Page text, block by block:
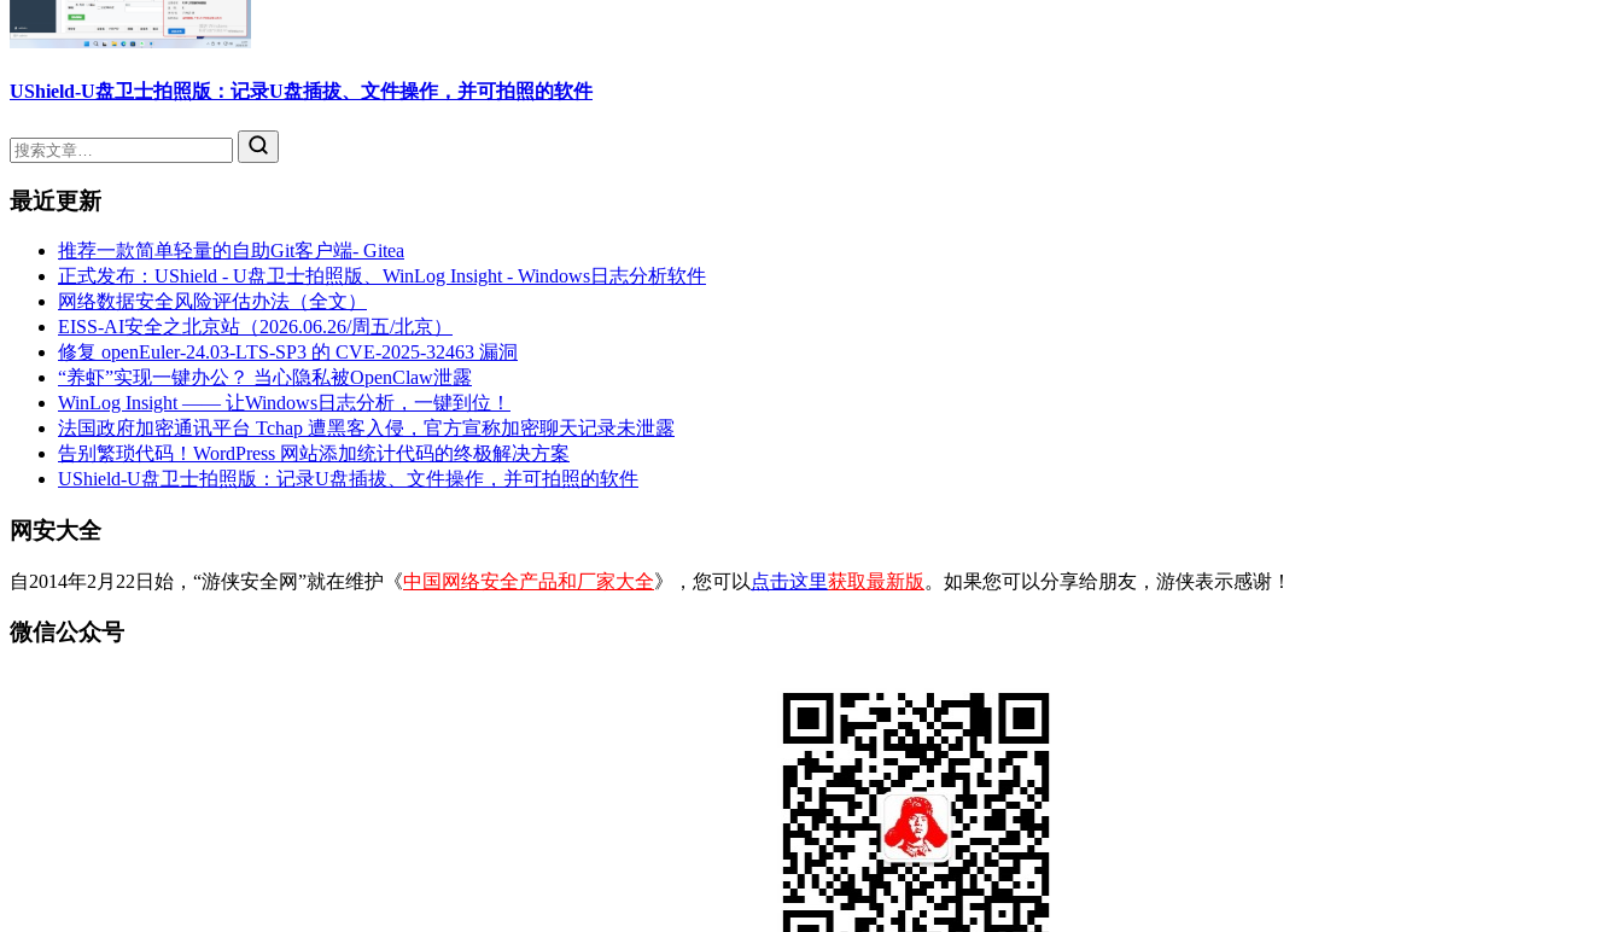
UShield-U盘卫士拍照版：记录U盘插拔、文件操作，并可拍照的软件
最近更新
推荐一款简单轻量的自助Git客户端- Gitea
正式发布：UShield - U盘卫士拍照版、WinLog Insight - Windows日志分析软件
网络数据安全风险评估办法（全文）
EISS-AI安全之北京站（2026.06.26/周五/北京）
修复 openEuler-24.03-LTS-SP3 的 CVE-2025-32463 漏洞
“养虾”实现一键办公？ 当心隐私被OpenClaw泄露
WinLog Insight —— 让Windows日志分析，一键到位！
法国政府加密通讯平台 Tchap 遭黑客入侵，官方宣称加密聊天记录未泄露
告别繁琐代码！WordPress 网站添加统计代码的终极解决方案
UShield-U盘卫士拍照版：记录U盘插拔、文件操作，并可拍照的软件
网安大全
自2014年2月22日始，“游侠安全网”就在维护《中国网络安全产品和厂家大全》，您可以 点击这里获取最新版 。如果您可以分享给朋友，游侠表示感谢！
微信公众号